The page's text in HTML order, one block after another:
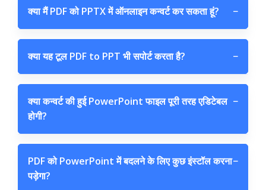
क्या मैं PDF को PPTX में ऑनलाइन कन्वर्ट कर सकता हूं? −
क्या यह टूल PDF to PPT भी सपोर्ट करता है? −
क्या कन्वर्ट की हुई PowerPoint फाइल पूरी तरह एडिटेबल
होगी?
−
PDF को PowerPoint में बदलने के लिए कुछ इंस्टॉल करना
पड़ेगा?
−